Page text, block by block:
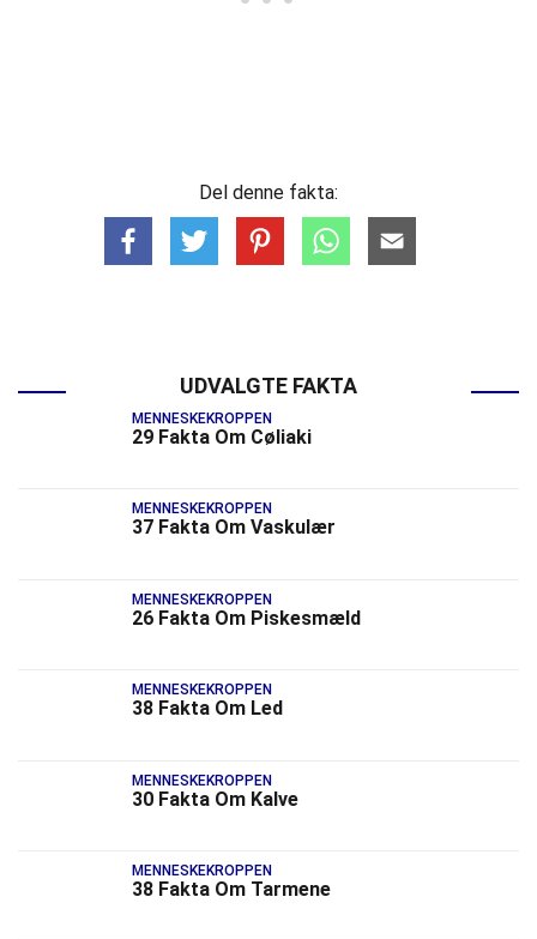
Del denne fakta:
UDVALGTE FAKTA
MENNESKEKROPPEN
29 Fakta Om Cøliaki
MENNESKEKROPPEN
37 Fakta Om Vaskulær
MENNESKEKROPPEN
26 Fakta Om Piskesmæld
MENNESKEKROPPEN
38 Fakta Om Led
MENNESKEKROPPEN
30 Fakta Om Kalve
MENNESKEKROPPEN
38 Fakta Om Tarmene